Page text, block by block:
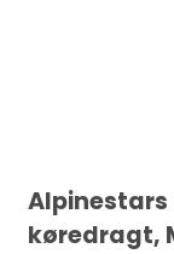
Alpinestars
køredragt,